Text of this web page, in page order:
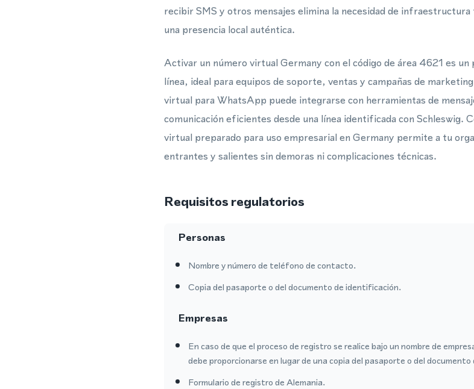
recibir SMS y otros mensajes elimina la necesidad de
una presencia local auténtica.
Activar un número virtual Germany con el código de área 4621 es
línea, ideal para equipos de soporte, ventas y campañas de
virtual para WhatsApp puede integrarse con herramientas de
comunicación eficientes desde una línea identificada con Schleswig.
virtual preparado para uso empresarial en Germany permite a tu
entrantes y salientes sin demoras ni complicaciones técnicas.
Requisitos regulatorios
Personas
Nombre y número de teléfono de contacto.
Copia del pasaporte o del documento de identificación.
Empresas
En caso de que el proceso de registro se realice bajo un nombre de
debe proporcionarse en lugar de una copia del pasaporte o del
Formulario de registro de Alemania.